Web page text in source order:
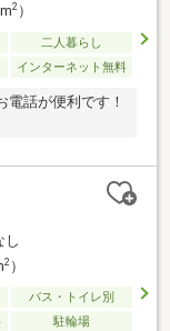
2）
二人暮らし
インターネット無料
電話が便利です！
し
2）
バス・トイレ別
駐輪場